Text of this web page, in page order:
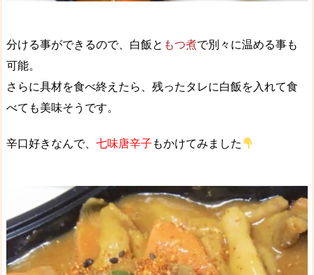
分ける事ができるので、白飯と もつ煮で別々に温める事も
可能。
さらに具材を食べ終えたら、 残ったタレに白飯を入れて食
べても美味そうです。
辛口好きなんで、 七味唐辛子もかけてみました